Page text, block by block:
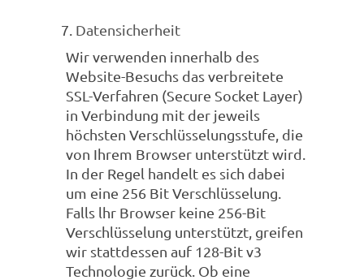
Datensicherheit
Wir verwenden innerhalb des
Website-Besuchs das verbreitete
SSL-Verfahren (Secure Socket Layer)
in Verbindung mit der jeweils
höchsten Verschlüsselungsstufe, die
von Ihrem Browser unterstützt wird.
In der Regel handelt es sich dabei
um eine 256 Bit Verschlüsselung.
Falls lhr Browser keine 256-Bit
Verschlüsselung unterstützt, greifen
wir stattdessen auf 128-Bit v3
Technologie zurück. Ob eine